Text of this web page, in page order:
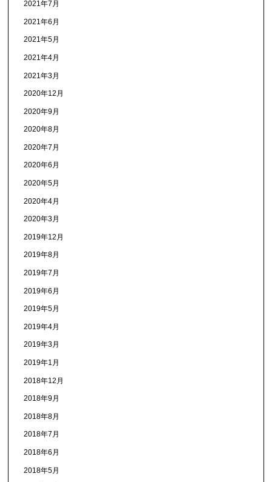
2021年7月
2021年6月
2021年5月
2021年4月
2021年3月
2020年12月
2020年9月
2020年8月
2020年7月
2020年6月
2020年5月
2020年4月
2020年3月
2019年12月
2019年8月
2019年7月
2019年6月
2019年5月
2019年4月
2019年3月
2019年1月
2018年12月
2018年9月
2018年8月
2018年7月
2018年6月
2018年5月